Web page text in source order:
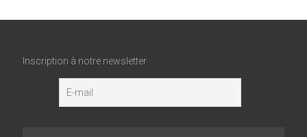
Inscription à notre newsletter